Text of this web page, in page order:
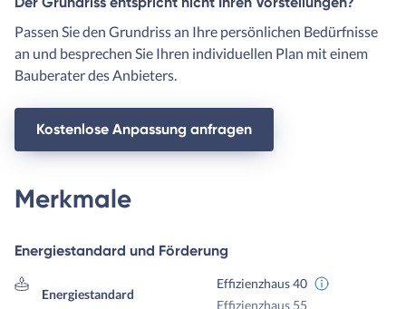
Passen Sie den Grundriss an Ihre persönlichen Bedürfnisse
an und besprechen Sie Ihren individuellen Plan mit einem
Bauberater des Anbieters.
Kostenlose Anpassung anfragen
Merkmale
Energiestandard und Förderung
Energiestandard
Effizienzhaus 40
Effizienzhaus 55